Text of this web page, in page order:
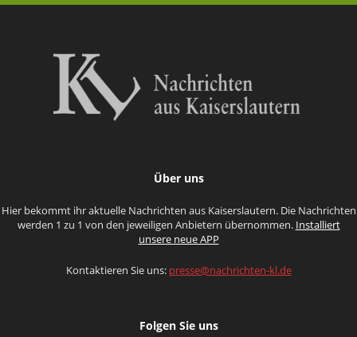
Über uns
Hier bekommt ihr aktuelle Nachrichten aus Kaiserslautern. Die Nachrichten
werden 1 zu 1 von den jeweiligen Anbietern übernommen. Installiert
unsere neue APP
Kontaktieren Sie uns: presse@nachrichten-kl.de
Folgen Sie uns